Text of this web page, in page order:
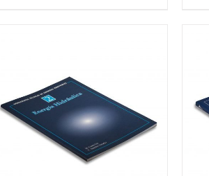
AÑADIR AL CARRITO
DETALLES